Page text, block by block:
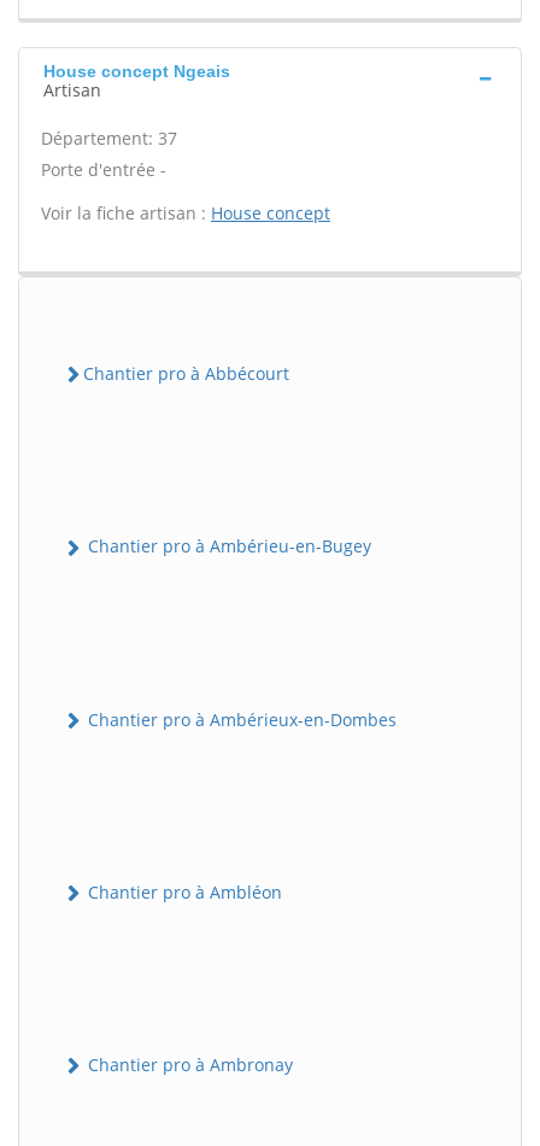
House concept Ngeais
Artisan
Département: 37
Porte d'entrée -
Voir la fiche artisan : House concept
Chantier pro à Abbécourt
Chantier pro à Ambérieu-en-Bugey
Chantier pro à Ambérieux-en-Dombes
Chantier pro à Ambléon
Chantier pro à Ambronay